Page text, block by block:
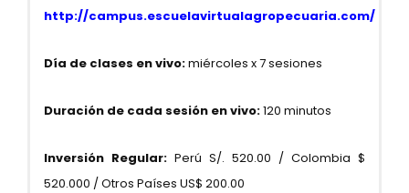
http://campus.escuelavirtualagropecuaria.com/
Día de clases en vivo:miércoles x 7 sesiones
Duración de cada sesión en vivo:120 minutos
Inversión Regular: Perú S/. 520.00 / Colombia $
520.000 / Otros Países US$ 200.00